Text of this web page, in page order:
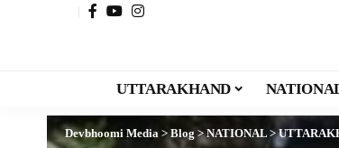
UTTARAKHAND
Devbhoomi Media >Blog >NATIONAL >